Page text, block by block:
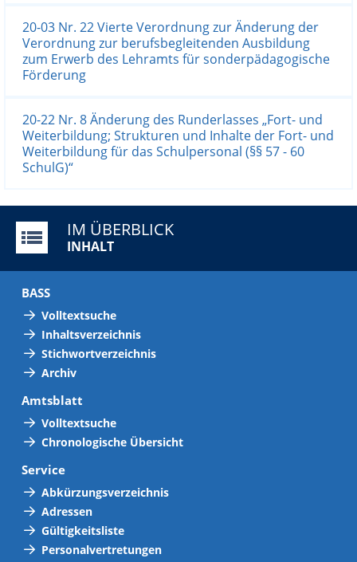
20-03 Nr. 22 Vierte Verordnung zur Änderung der
Verordnung zur berufsbegleitenden Ausbildung
zum Erwerb des Lehramts für sonderpädagogische
Förderung
20-22 Nr. 8 Änderung des Runderlasses „Fort- und
Weiterbildung; Strukturen und Inhalte der Fort- und
Weiterbildung für das Schulpersonal (§§ 57 - 60
SchulG)“
IM ÜBERBLICK
INHALT
BASS
Volltextsuche
Inhaltsverzeichnis
Stichwortverzeichnis
Archiv
Amtsblatt
Volltextsuche
Chronologische Übersicht
Service
Abkürzungsverzeichnis
Adressen
Gültigkeitsliste
Personalvertretungen